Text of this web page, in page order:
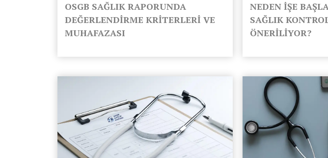
OSGB SAĞLIK RAPORUNDA
DEĞERLENDİRME KRİTERLERİ VE
MUHAFAZASI
NEDEN İŞE
SAĞLIK
ÖNERİLİYOR?